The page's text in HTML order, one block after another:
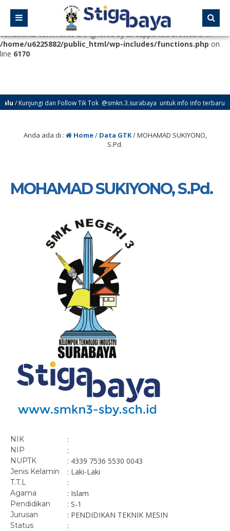
Deprecated
: Function WP_Dependencies->add_data() was called
with an argument that is
deprecated
since version 6.9.0! IE
conditional comments are ignored by all supported browsers. in
/home/u6225882/public_html/wp-includes/functions.php on
line 6170
/ Kunjungi dan Follow Tik Tok @smkn.3.surabaya untuk info info terbaru dari
Anda ada di : Home/ Data GTK/MOHAMAD SUKIYONO,
S.Pd.
MOHAMAD SUKIYONO, S.Pd.
NIK :
NIP :
NUPTK : 4339 7536 5530 0043
Jenis Kelamin : Laki-Laki
T.T.L :
Agama : Islam
Pendidikan : S-1
Jurusan : PENDIDIKAN TEKNIK MESIN
Status :